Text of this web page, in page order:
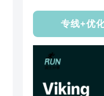
专线+优